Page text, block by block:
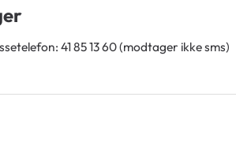
41 85 13 60 (modtager ikke sms)